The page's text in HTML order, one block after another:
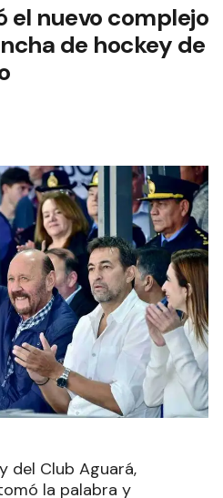
el nuevo complejo
de hockey de
del Club Aguará,
la palabra y